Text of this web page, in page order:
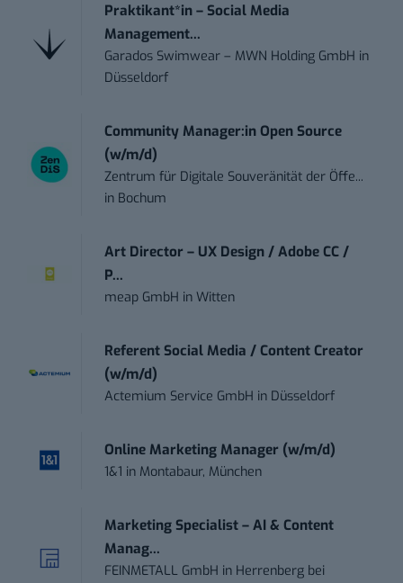
Praktikant*in – Social Media
Management...
Garados Swimwear – MWN Holding GmbH in
Düsseldorf
Community Manager:in Open Source
(w/m/d)
Zentrum für Digitale Souveränität der Öffe...
in Bochum
Art Director – UX Design / Adobe CC /
P...
meap GmbH inWitten
Referent Social Media / Content Creator
(w/m/d)
Actemium Service GmbH in Düsseldorf
Online Marketing Manager (w/m/d)
1&1 in Montabaur, München
Marketing Specialist – AI & Content
Manag...
FEINMETALL GmbH in Herrenberg bei